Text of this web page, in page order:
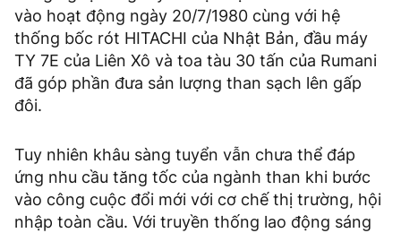
vào hoạt động ngày 20/7/1980 cùng với hệ
thống bốc rót HITACHI của Nhật Bản, đầu máy
TY 7E của Liên Xô và toa tàu 30 tấn của Rumani
đã góp phần đưa sản lượng than sạch lên gấp
đôi.
Tuy nhiên khâu sàng tuyển vẫn chưa thể đáp
ứng nhu cầu tăng tốc của ngành than khi bước
vào công cuộc đổi mới với cơ chế thị trường, hội
nhập toàn cầu. Với truyền thống lao động sáng